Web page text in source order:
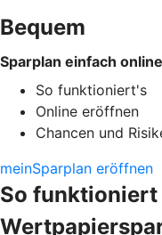
Bequem
Sparplan einfach
So funktioniert's
Online eröffnen
Chancen und
meinSparplan eröffnen
So funktioniert